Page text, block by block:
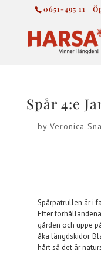
0651-495 11 |
Spår 4:e
by Veronica
Spårpatrullen är i
Efter
gården och uppe
åka längdskidor.
hårt så det är